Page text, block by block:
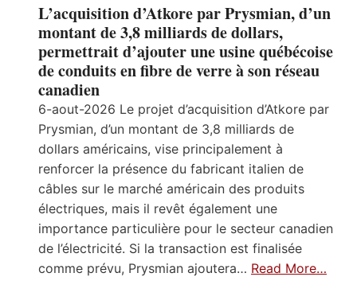
L’acquisition d’Atkore par Prysmian, d’un
montant de 3,8 milliards de dollars,
permettrait d’ajouter une usine québécoise
de conduits en fibre de verre à son réseau
canadien
6-aout-2026 Le projet d’acquisition d’Atkore par
Prysmian, d’un montant de 3,8 milliards de
dollars américains, vise principalement à
renforcer la présence du fabricant italien de
câbles sur le marché américain des produits
électriques, mais il revêt également une
importance particulière pour le secteur canadien
de l’électricité. Si la transaction est finalisée
comme prévu, Prysmian ajoutera… Read More…